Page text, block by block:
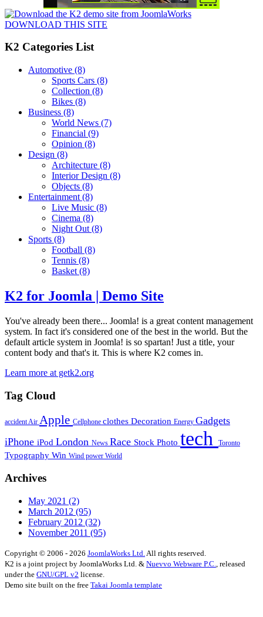
DOWNLOAD THIS SITE
K2 Categories List
Automotive (8)
Sports Cars (8)
Collection (8)
Bikes (8)
Business (8)
World News (7)
Financial (9)
Opinion (8)
Design (8)
Architecture (8)
Interior Design (8)
Objects (8)
Entertainment (8)
Live Music (8)
Cinema (8)
Night Out (8)
Sports (8)
Football (8)
Tennis (8)
Basket (8)
K2 for Joomla | Demo Site
You've already been there... Joomla! is a great content management
system. In fact it's considered one of the best in the world. But the
default article system in Joomla! is so spartan! Just a title, your
content body and that's it. This is where K2 comes in.
Learn more at getk2.org
Tag Cloud
accidentAir Apple Cellphone clothes Decoration Energy Gadgets
iPhone iPod London News Race Stock Photo tech Toronto
Typography Win Wind power World
Archives
May 2021 (2)
March 2012 (95)
February 2012 (32)
November 2011 (95)
Copyright © 2006 - 2026 JoomlaWorks Ltd. All rights reserved.
K2 is a joint project by JoomlaWorks Ltd. & Nuevvo Webware P.C.
, released
under the GNU/GPL v2 license.
Demo site built on the free Takai Joomla template